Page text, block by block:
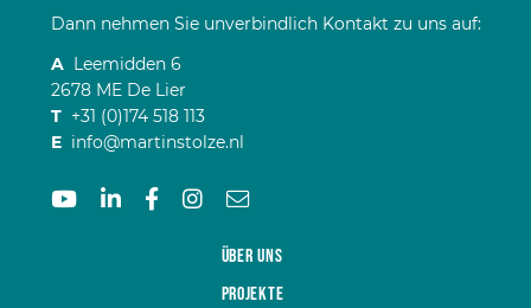
Dann nehmen Sie unverbindlich Kontakt zu uns auf:
ALeemidden 6
2678 ME De Lier
T+31 (0)174 518 113
Einfo@martinstolze.nl
Über uns
Projekte